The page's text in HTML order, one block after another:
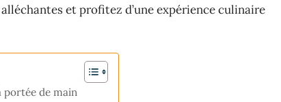
et profitez d’une expérience culinaire
portée de main